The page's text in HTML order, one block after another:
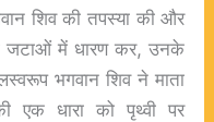
शिव की तपस्या की और
जटाओं में धारण कर, उनके
भगवान शिव ने माता
धारा को पृथ्वी पर